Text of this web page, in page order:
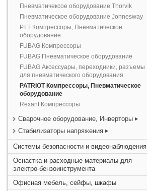
Пневматичексое оборудование Thorvik
Пневматическое оборудование Jonnesway
P.I.T Компрессоры, Пневматическое
оборудование
FUBAG Компрессоры
FUBAG Пневматическое оборудование
FUBAG Аксессуары, переходники, разъемы
для пневматического оборудования
PATRIOT Компрессоры, Пневматическое
оборудование
Rexant Компрессоры
Сварочное оборудование, Инверторы
Стабилизаторы напряжения
Системы безопасности и видеонаблюдения
Оснастка и расходные материалы для
электро-бензоинструмента
Офисная мебель, сейфы, шкафы